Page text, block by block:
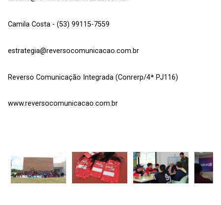
Camila Costa - (53) 99115-7559
estrategia@reversocomunicacao.com.br
Reverso Comunicação Integrada (Conrerp/4ª PJ116)
www.reversocomunicacao.com.br